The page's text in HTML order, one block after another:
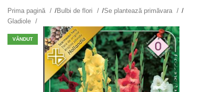
Prima pagină /Bulbi de flori /Se plantează primăvara
/
Gladiole
VÂNDUT